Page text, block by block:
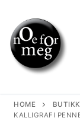
content
HOME
BUTIKK
KALLIGRAFI